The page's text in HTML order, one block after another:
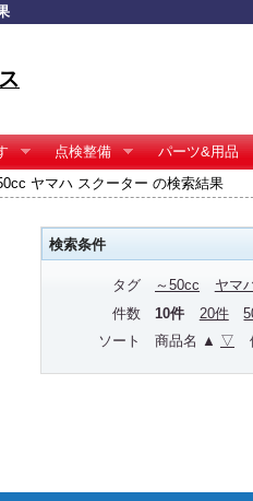
点検整備
パーツ&用品
ヤマハ スクーター の検索結果
検索条件
タグ ～50cc
ヤマ
件数
10件 20件
ソート
商品名 ▲ ▽